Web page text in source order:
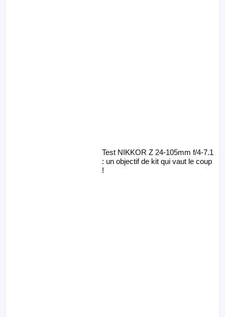
Test NIKKOR Z 24-105mm f/4-7.1
: un objectif de kit qui vaut le coup
!